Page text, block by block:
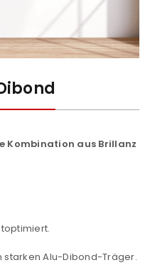
Kombination aus Brillanz
starken Alu-Dibond-Träger.